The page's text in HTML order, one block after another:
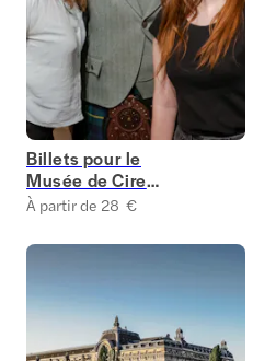
Billets pour le
Musée de Cire
Grévin
À partir de 28 €